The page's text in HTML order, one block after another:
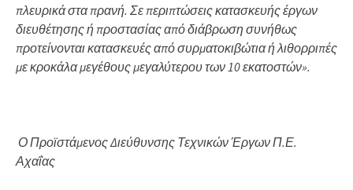
πλευρικά στα πρανή. Σε περιπτώσεις κατασκευής έργων
διευθέτησης ή προστασίας από διάβρωση συνήθως
προτείνονται κατασκευές από συρματοκιβώτια ή λιθορριπές
με κροκάλα μεγέθους μεγαλύτερου των 10 εκατοστών».
Ο Προϊστάμενος Διεύθυνσης Τεχνικών Έργων Π.Ε.
Αχαΐας